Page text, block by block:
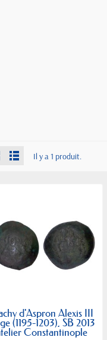
Il y a 1 produit.
d'Aspron Alexis III
(1195-1203), SB 2013
Constantinople